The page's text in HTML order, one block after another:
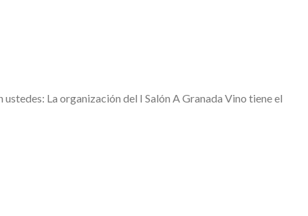
La organización del I Salón A Granada Vino tiene el